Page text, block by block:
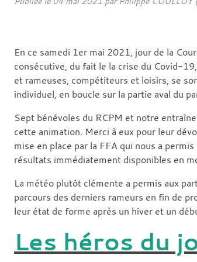
En ce samedi 1er mai 2021, jour de la
consécutive, du fait le la crise du Covid-
et rameuses, compétiteurs et loisirs, se
individuel, en boucle sur la partie aval du
Sept bénévoles du RCPM et notre
cette animation. Merci à eux pour leur
mise en place par la FFA qui nous a
résultats immédiatement disponibles en
La météo plutôt clémente a permis aux
parcours des derniers rameurs en fin de
leur état de forme après un hiver et un
Les héros du